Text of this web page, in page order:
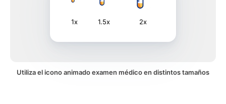
1x 1.5x 2x
Utiliza el icono animado examen médico en distintos tamaños